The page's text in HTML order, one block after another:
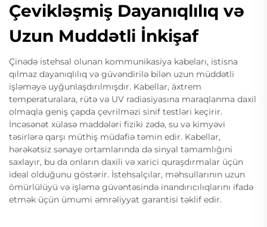
Çevikləşmiş Dayanıqlılıq və
Uzun Muddətli İnkişaf
Çinədə istehsal olunan kommunikasiya kabeları, istisna
qılmaz dayanıqlılıq və güvəndirilə bilən uzun müddətli
işləməyə uyğunlaşdırılmışdır. Kabellar, äxtrem
temperaturalara, rütə və UV radiasiyasına maraqlanma daxil
olmaqla geniş çapda çevrilməzi sinif testləri keçirir.
İncəsənət xülasə maddələri fiziki zədə, su və kimyəvi
təsirlərə qarşı müthiş müdafiə təmin edir. Kabellar,
hərəkətsiz sənaye ortamlarında də sinyal tamamlığıni
saxlayır, bu da onların daxili və xarici quraşdırmalar üçün
ideal olduğunu göstərir. İstehsalçılar, məhsullarının uzun
ömürlülüyü və işləmə güvəntəsində inandırıcılıqlarını ifadə
etmək üçün ümumi əmrəliyyat garantisi təklif edir.